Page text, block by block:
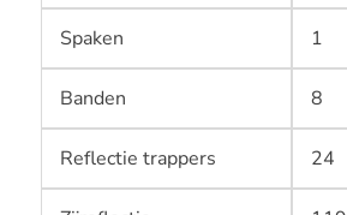
Spaken 1
Banden 8
Reflectie trappers 24